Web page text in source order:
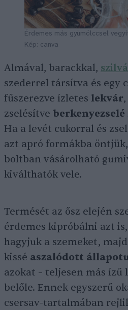
Érdemes más gyümölccsel
Kép: canva
Almával, barackkal,
szederrel társítva és egy
fűszerezve ízletes lekvár,
zselésítve berkenyezselé
Ha a levét cukorral és
azt apró formákba
boltban vásárolható
kiválthatók vele.
Termését az ősz elején
érdemes kipróbálni azt
hagyjuk a szemeket,
kissé aszalódott
azokat – teljesen más ízű
belőle. Ennek egyszerű
csersav-tartalmában